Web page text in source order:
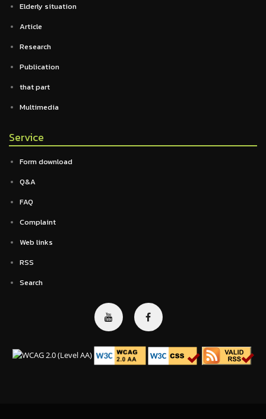
Elderly situation
Article
Research
Publication
that part
Multimedia
Service
Form download
Q&A
FAQ
Complaint
Web links
RSS
Search